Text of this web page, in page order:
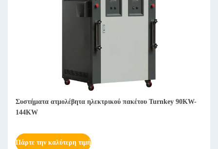
Οικολογικά φιλικά συστήματα λέβητα θερμού νερού με καύση
πετρελαίου / αερίου 1400KW-3500KW
Πάρτε την καλύτερη τιμή